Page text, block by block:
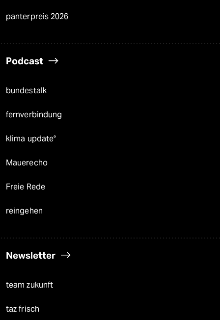
panterpreis 2026
Podcast
bundestalk
fernverbindung
klima update°
Mauerecho
Freie Rede
reingehen
Newsletter
team zukunft
taz frisch